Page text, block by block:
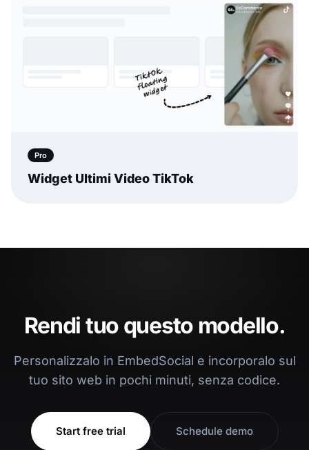
Pro
Widget Ultimi Video TikTok
Rendi tuo questo modello.
Personalizzalo in EmbedSocial e incorporalo sul
tuo sito web in pochi minuti, senza codice.
Start free trial Schedule demo